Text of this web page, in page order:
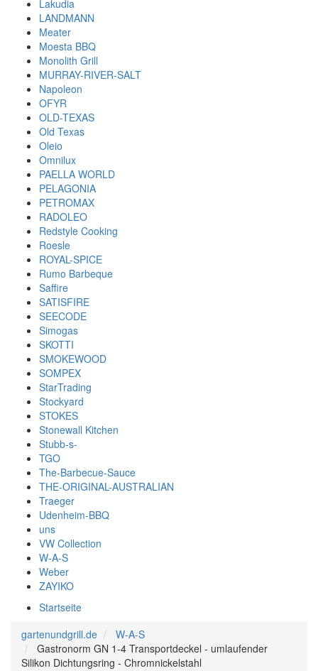
Lakudia
LANDMANN
Meater
Moesta BBQ
Monolith Grill
MURRAY-RIVER-SALT
Napoleon
OFYR
OLD-TEXAS
Old Texas
Oleio
Omnilux
PAELLA WORLD
PELAGONIA
PETROMAX
RADOLEO
Redstyle Cooking
Roesle
ROYAL-SPICE
Rumo Barbeque
Saffire
SATISFIRE
SEECODE
Simogas
SKOTTI
SMOKEWOOD
SOMPEX
StarTrading
Stockyard
STOKES
Stonewall Kitchen
Stubb-s-
TGO
The-Barbecue-Sauce
THE-ORIGINAL-AUSTRALIAN
Traeger
Udenheim-BBQ
uns
VW Collection
W-A-S
Weber
ZAYIKO
Startseite
gartenundgrill.de
W-A-S
Gastronorm GN 1-4 Transportdeckel - umlaufender
Silikon Dichtungsring - Chromnickelstahl